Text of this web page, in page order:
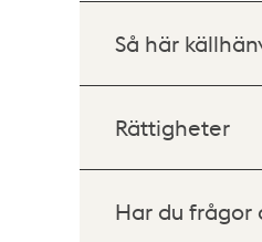
Så här
Rättigheter
Har du